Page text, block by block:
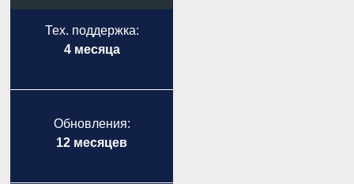
Тех. поддержка:
4 месяца
Обновления:
12 месяцев